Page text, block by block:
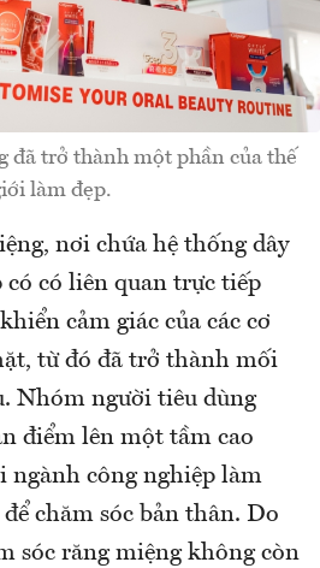
đã trở thành một phần của thế
làm đẹp.
nơi chứa hệ thống dây
có liên quan trực tiếp
cảm giác của các cơ
từ đó đã trở thành mối
Nhóm người tiêu dùng
điểm lên một tầm cao
ngành công nghiệp làm
chăm sóc bản thân. Do
sóc răng miệng không còn